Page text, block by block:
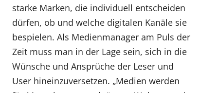
starke Marken, die individuell entscheiden
dürfen, ob und welche digitalen Kanäle sie
bespielen. Als Medienmanager am Puls der
Zeit muss man in der Lage sein, sich in die
Wünsche und Ansprüche der Leser und
User hineinzuversetzen. „Medien werden